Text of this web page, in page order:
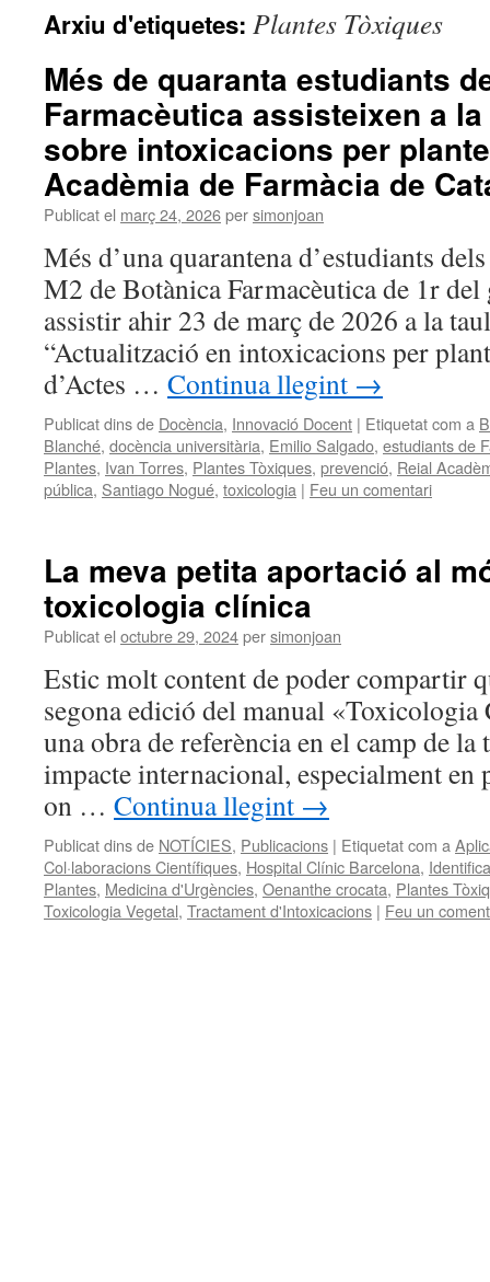
Arxiu d'etiquetes: Plantes Tòxiques
Més de quaranta estudiants
Farmacèutica assisteixen a
sobre intoxicacions per
Acadèmia de Farmàcia de
Publicat el març 24, 2026persimonjoan
Més d’una quarantena d’estudiants
M2 de Botànica Farmacèutica de 1r del
assistir ahir 23 de març de 2026 a la
“Actualització en intoxicacions per
d’Actes … Continua llegint →
Publicat dins de Docència, Innovació Docent | Etiquetat com a
Blanché, docència universitària, Emilio Salgado, estudiants de
Plantes, Ivan Torres, Plantes Tòxiques, prevenció, Reial
pública, Santiago Nogué, toxicologia | Feu un comentari
La meva petita aportació al
toxicologia clínica
Publicat el octubre 29, 2024persimonjoan
Estic molt content de poder compartir
segona edició del manual «Toxicologia
una obra de referència en el camp de
impacte internacional, especialment en
on … Continua llegint →
Publicat dins de NOTÍCIES, Publicacions | Etiquetat com a
Col·laboracions Científiques, Hospital Clínic Barcelona,
Plantes, Medicina d'Urgències, Oenanthe crocata, Plantes
Toxicologia Vegetal, Tractament d'Intoxicacions | Feu un